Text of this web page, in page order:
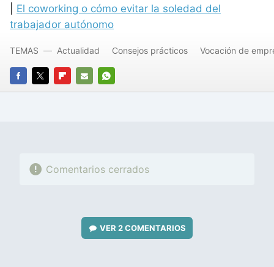
El coworking o cómo evitar la soledad del
trabajador autónomo
FACEBOOK
TWITTERFLIPBOARD
E-
WHATSAPP
TEMAS Actualidad Consejos prácticos Vocación de
Comentarios cerrados
VER2 COMENTARIOS